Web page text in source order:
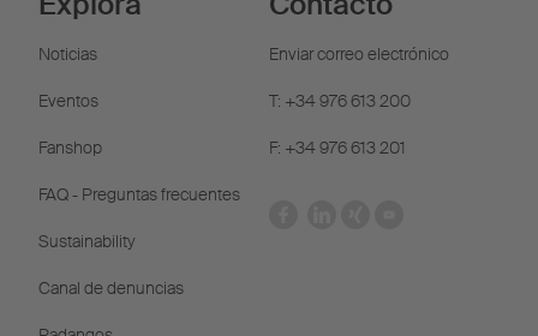
Noticias
Eventos
Fanshop
FAQ - Preguntas frecuentes
Sustainability
Canal de denuncias
Enviar correo electrónico
T: +34 976 613 200
F: +34 976 613 201